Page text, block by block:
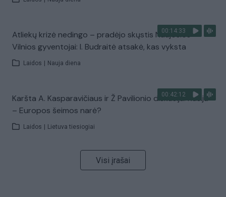
00:14:33
Atliekų krizė nedingo – pradėjo skųstis Naujosios
Vilnios gyventojai: I. Budraitė atsakė, kas vyksta
Laidos Nauja diena
00:42:12
Karšta A. Kasparavičiaus ir Ž Pavilionio diskusija: Rusija
– Europos šeimos narė?
Laidos Lietuva tiesiogiai
Visi įrašai